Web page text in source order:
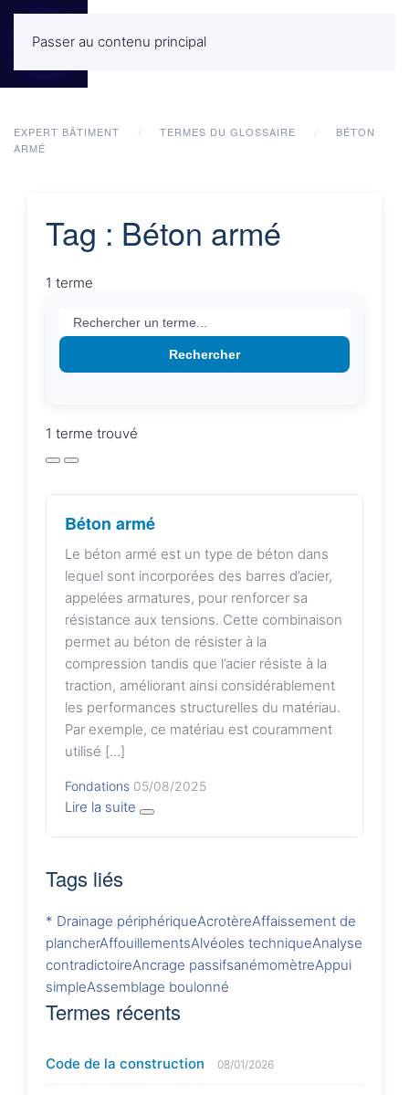
Passer au contenu principalMENU
EXPERT BÂTIMENT TERMES DU GLOSSAIRE
BÉTON
ARMÉ
Tag : Béton armé
1 terme
Rechercher
1 terme trouvé
Béton armé
Le béton armé est un type de béton dans
lequel sont incorporées des barres d’acier,
appelées armatures, pour renforcer sa
résistance aux tensions. Cette combinaison
permet au béton de résister à la
compression tandis que l’acier résiste à la
traction, améliorant ainsi considérablement
les performances structurelles du matériau.
Par exemple, ce matériau est couramment
utilisé […]
Fondations 05/08/2025
Lire la suite
Tags liés
* Drainage périphériqueAcrotèreAffaissement de
plancherAffouillementsAlvéoles techniqueAnalyse
contradictoireAncrage passifsanémomètreAppui
simpleAssemblage boulonné
Termes récents
Code de la construction 08/01/2026